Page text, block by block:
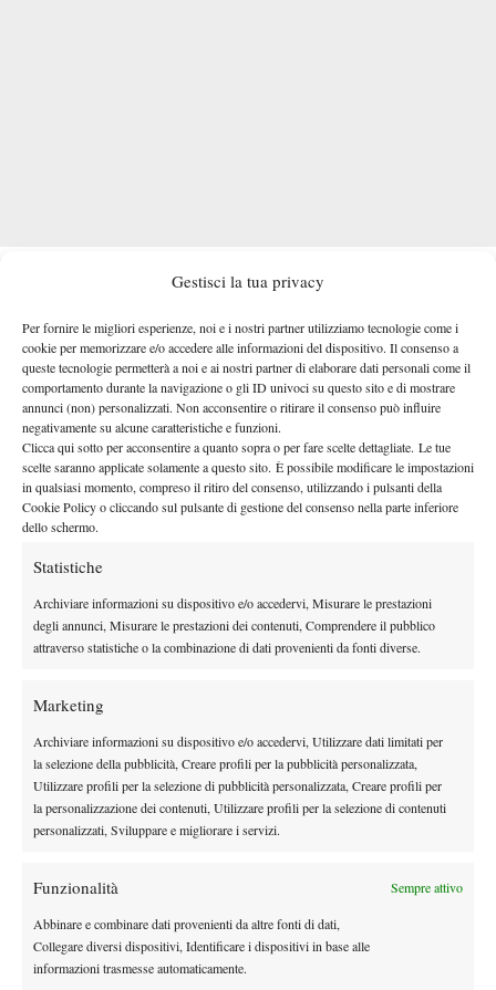
Gestisci la tua privacy
Per fornire le migliori esperienze, noi e i nostri partner utilizziamo tecnologie come i
cookie per memorizzare e/o accedere alle informazioni del dispositivo. Il consenso a
queste tecnologie permetterà a noi e ai nostri partner di elaborare dati personali come il
comportamento durante la navigazione o gli ID univoci su questo sito e di mostrare
annunci (non) personalizzati. Non acconsentire o ritirare il consenso può influire
negativamente su alcune caratteristiche e funzioni.
Clicca qui sotto per acconsentire a quanto sopra o per fare scelte dettagliate. Le tue
scelte saranno applicate solamente a questo sito. È possibile modificare le impostazioni
in qualsiasi momento, compreso il ritiro del consenso, utilizzando i pulsanti della
Cookie Policy o cliccando sul pulsante di gestione del consenso nella parte inferiore
dello schermo.
Statistiche
Archiviare informazioni su dispositivo e/o accedervi, Misurare le prestazioni
degli annunci, Misurare le prestazioni dei contenuti, Comprendere il pubblico
attraverso statistiche o la combinazione di dati provenienti da fonti diverse.
Marketing
Archiviare informazioni su dispositivo e/o accedervi, Utilizzare dati limitati per
la selezione della pubblicità, Creare profili per la pubblicità personalizzata,
Utilizzare profili per la selezione di pubblicità personalizzata, Creare profili per
la personalizzazione dei contenuti, Utilizzare profili per la selezione di contenuti
personalizzati, Sviluppare e migliorare i servizi.
Funzionalità Sempre attivo
Abbinare e combinare dati provenienti da altre fonti di dati,
Collegare diversi dispositivi, Identificare i dispositivi in base alle
informazioni trasmesse automaticamente.
maggio sul Campo Centrale non prima delle ore 15.00.La
diretta televisiva è affidata a Sky Sport, che trasmetterà l’incontro
su Sky Sport Tennis (203), Sky Sport Uno (201) e Sky Sport
Arena (204). Sarà inoltre possibile seguire la sfida anche in
streaming tramite le piattaforme Sky Go (gratis per gli utenti
Sky), NOW (previo abbonamento) e Tennis Tv (previo
abbonamento).Il match sarà visibile anche in chiaro su TV8.
Rusedski sul futuro di Alcaraz: “Non
giocherà lo US Open, forse non lo vedremo
più nel 2026”
Atp News
Atp News
Effetto Montreal: forfait e sorprese